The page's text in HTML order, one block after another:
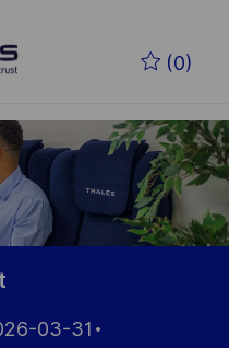
(0)
03-31